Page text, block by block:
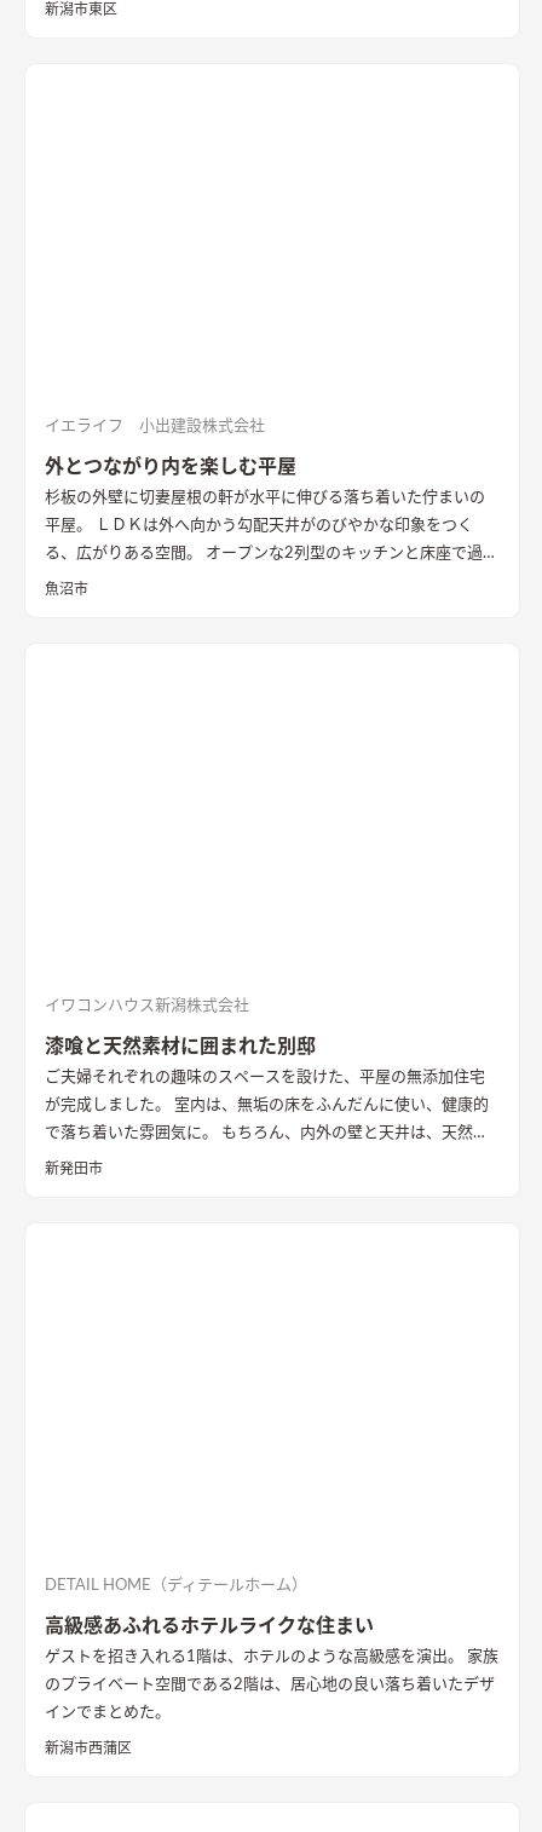
新潟市東区
イエライフ 小出建設株式会社
外とつながり内を楽しむ平屋
杉板の外壁に切妻屋根の軒が水平に伸びる落ち着いた佇まいの
平屋。 ＬＤＫは外へ向かう勾配天井がのびやかな印象をつく
る、広がりある空間。 オープンな2列型のキッチンと床座で過ご
す畳敷きのリビングが隣り合い、料理をする時、食事の時、く
魚沼市
イワコンハウス新潟株式会社
漆喰と天然素材に囲まれた別邸
ご夫婦それぞれの趣味のスペースを設けた、平屋の無添加住宅
が完成しました。 室内は、無垢の床をふんだんに使い、健康的
で落ち着いた雰囲気に。 もちろん、内外の壁と天井は、天然素
材100％の無添加住宅オリジナル漆喰。 リビングの大きな窓か
新発田市
DETAIL HOME（ディテールホーム）
高級感あふれるホテルライクな住まい
ゲストを招き入れる1階は、ホテルのような高級感を演出。 家族
のプライベート空間である2階は、居心地の良い落ち着いたデザ
インでまとめた。
新潟市西蒲区